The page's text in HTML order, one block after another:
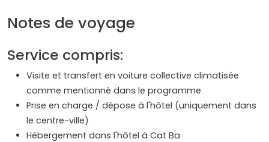
Notes de voyage
Service compris:
Visite et transfert en voiture collective climatisée
comme mentionné dans le programme
Prise en charge / dépose à l'hôtel (uniquement dans
le centre-ville)
Hébergement dans l'hôtel à Cat Ba